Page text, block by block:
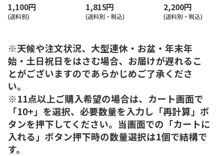
1,100円
(送料別)
1,815円
(送料別・税込)
2,200円
(送料別・税込)
※天候や注文状況、大型連休・お盆・年末年
始・土日祝日をはさむ場合、お届けが遅れるこ
とがございますのであらかじめご了承くださ
い。
※11点以上ご購入希望の場合は、カート画面で
「10+」を選択、必要数量を入力し「再計算」ボ
タンを押下してください。当画面での「カートに
入れる」ボタン押下時の数量選択は1個で結構で
す。